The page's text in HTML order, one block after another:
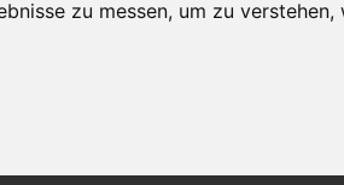
zu messen, um zu verstehen,